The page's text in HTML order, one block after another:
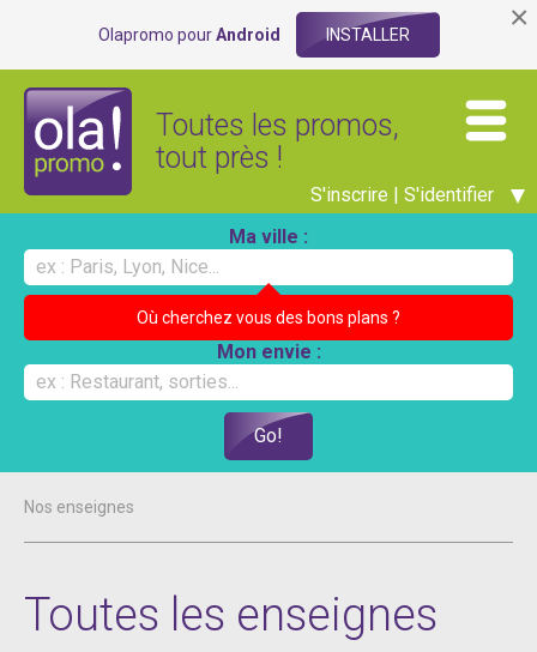
Olapromo pourAndroid INSTALLER ×
Toutes les promos,
tout près !
S'inscrire | S'identifier
Ma ville :
Où cherchez vous des bons plans ?
Mon envie :
Nos enseignes
Toutes les enseignes